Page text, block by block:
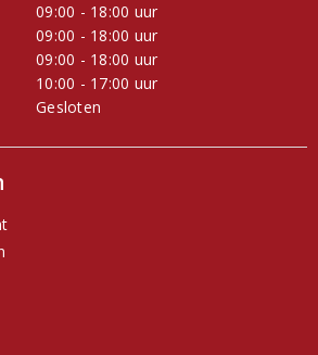
09:00 - 18:00 uur
09:00 - 18:00 uur
09:00 - 18:00 uur
10:00 - 17:00 uur
Gesloten